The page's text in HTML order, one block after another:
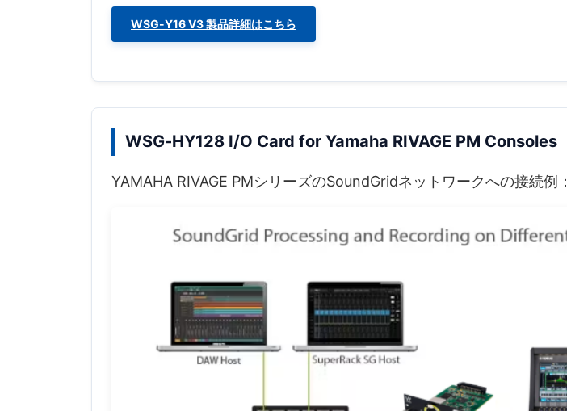
WSG-Y16 V3 製品詳細はこちら
WSG-HY128 I/O Card for Yamaha RIVAGE PM Consoles
YAMAHA RIVAGE PMシリーズのSoundGridネットワークへの接続例：